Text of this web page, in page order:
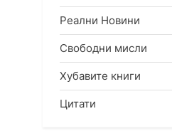
Реални Новини
Свободни мисли
Хубавите книги
Цитати